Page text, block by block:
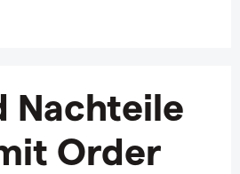
Nachteile
Order